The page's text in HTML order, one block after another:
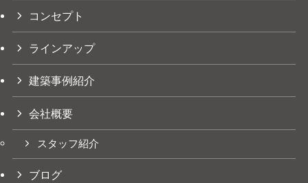
コンセプト
ラインアップ
建築事例紹介
会社概要
スタッフ紹介
ブログ